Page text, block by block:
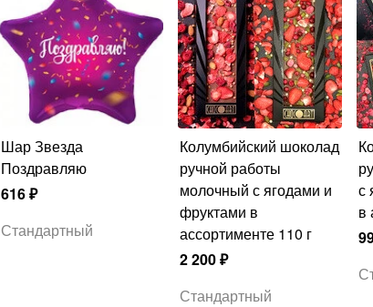
Шар Звезда
Поздравляю
616₽
Стандартный
Колумбийский шоколад
ручной работы
молочный с ягодами и
фруктами в
ассортименте 110 г
2 200₽
Стандартный
Колумбийский шоколад
с
в